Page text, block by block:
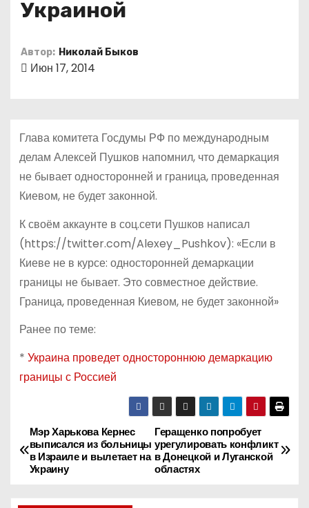
Украиной
Автор: Николай Быков
Июн 17, 2014
Глава комитета Госдумы РФ по международным
делам Алексей Пушков напомнил, что демаркация
не бывает односторонней и граница, проведенная
Киевом, не будет законной.
К своём аккаунте в соц.сети Пушков написал
(https://twitter.com/Alexey_Pushkov): «Если в
Киеве не в курсе: односторонней демаркации
границы не бывает. Это совместное действие.
Граница, проведенная Киевом, не будет законной»
Ранее по теме:
* Украина проведет одностороннюю демаркацию
границы с Россией
Н
а
Геращенко попробует
урегулировать конфликт
в Донецкой и Луганской
областях
Мэр Харькова Кернес
выписался из больницы
в Израиле и вылетает на
Украину